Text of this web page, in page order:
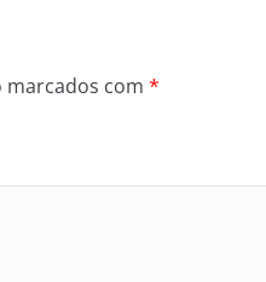
marcados com *